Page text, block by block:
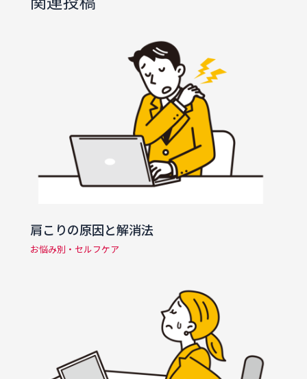
肩こりの原因と解消法
お悩み別・セルフケア